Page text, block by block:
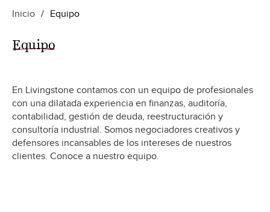
Inicio / Equipo
Equipo
En Livingstone contamos con un equipo de profesionales
con una dilatada experiencia en finanzas, auditoría,
contabilidad, gestión de deuda, reestructuración y
consultoría industrial. Somos negociadores creativos y
defensores incansables de los intereses de nuestros
clientes. Conoce a nuestro equipo.